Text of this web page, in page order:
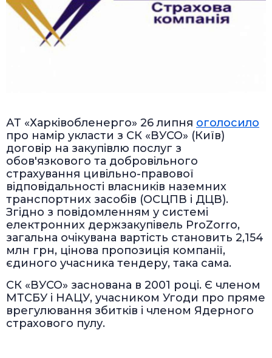
АТ «Харківобленерго» 26 липня оголосило
про намір укласти з СК «ВУСО» (Київ)
договір на закупівлю послуг з
обов'язкового та добровільного
страхування цивільно-правової
відповідальності власників наземних
транспортних засобів (ОСЦПВ і ДЦВ).
Згідно з повідомленням у системі
електронних держзакупівель ProZorro,
загальна очікувана вартість становить 2,154
млн грн, цінова пропозиція компанії,
єдиного учасника тендеру, така сама.
СК «ВУСО» заснована в 2001 році. Є членом
МТСБУ і НАЦУ, учасником Угоди про пряме
врегулювання збитків і членом Ядерного
страхового пулу.